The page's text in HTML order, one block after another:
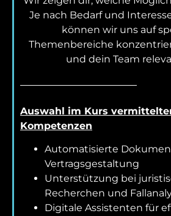
Je nach Bedarf und
können wir uns auf
Themenbereiche
und dein Team
Auswahl im Kurs
Kompetenzen
Automatisierte
Vertragsgestaltung
Unterstützung bei
Recherchen und
Digitale Assistenten für